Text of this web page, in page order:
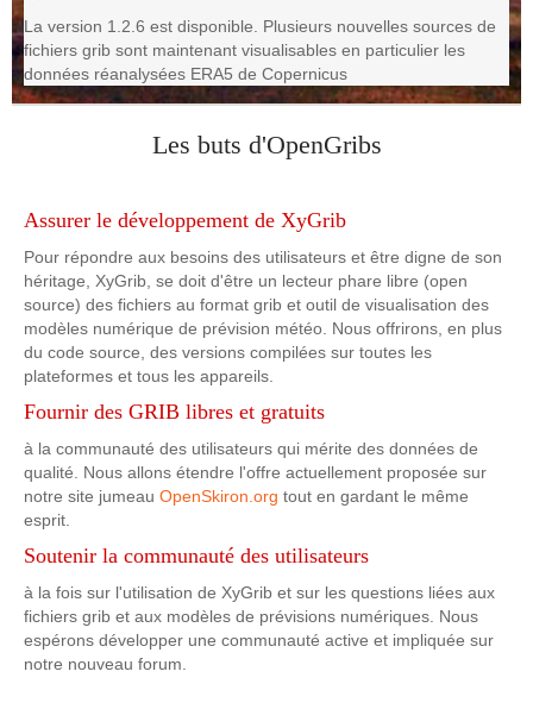
La version 1.2.6 est disponible. Plusieurs nouvelles sources de
fichiers grib sont maintenant visualisables en particulier les
données réanalysées ERA5 de Copernicus
Les buts d'OpenGribs
Assurer le développement de XyGrib
Pour répondre aux besoins des utilisateurs et être digne de son
héritage, XyGrib, se doit d'être un lecteur phare libre (open
source) des fichiers au format grib et outil de visualisation des
modèles numérique de prévision météo. Nous offrirons, en plus
du code source, des versions compilées sur toutes les
plateformes et tous les appareils.
Fournir des GRIB libres et gratuits
à la communauté des utilisateurs qui mérite des données de
qualité. Nous allons étendre l'offre actuellement proposée sur
notre site jumeau OpenSkiron.org tout en gardant le même
esprit.
Soutenir la communauté des utilisateurs
à la fois sur l'utilisation de XyGrib et sur les questions liées aux
fichiers grib et aux modèles de prévisions numériques. Nous
espérons développer une communauté active et impliquée sur
notre nouveau forum.